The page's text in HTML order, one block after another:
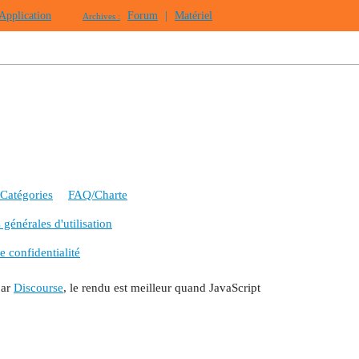
Archives : Forum Matériel
Catégories FAQ/Charte
d'utilisation
confidentialité
Discourse, le rendu est meilleur quand JavaScript